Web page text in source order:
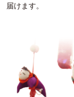
届けます。